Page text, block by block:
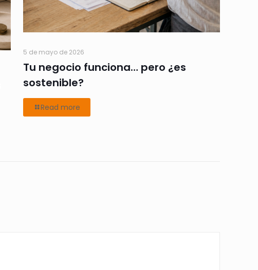
5 de mayo de 2026
Tu negocio funciona… pero ¿es
sostenible?
Read more